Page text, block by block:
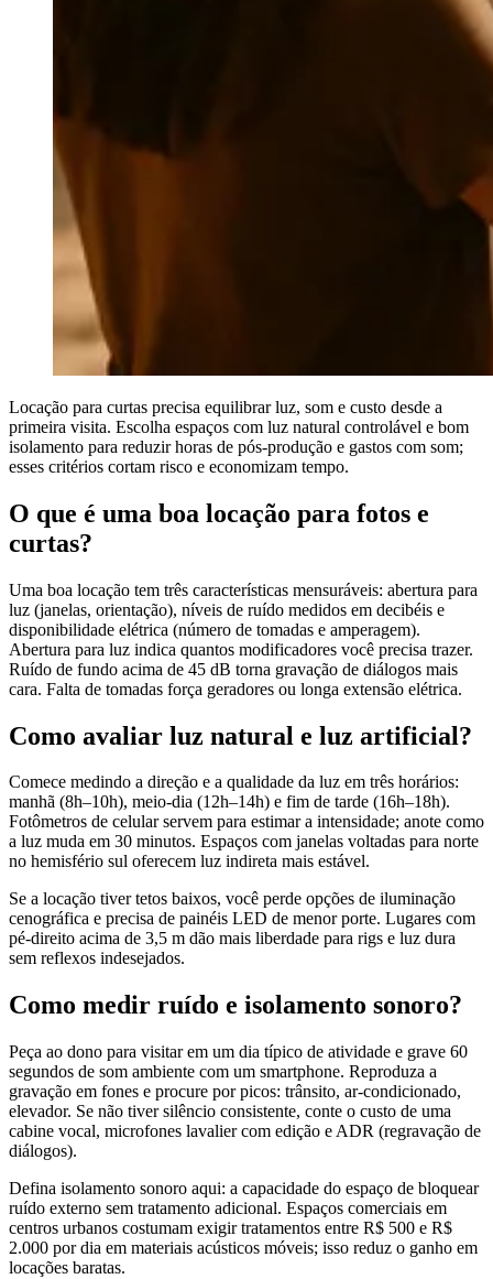
Locação para curtas precisa equilibrar luz, som e custo desde a
primeira visita. Escolha espaços com luz natural controlável e bom
isolamento para reduzir horas de pós-produção e gastos com som;
esses critérios cortam risco e economizam tempo.
O que é uma boa locação para fotos e
curtas?
Uma boa locação tem três características mensuráveis: abertura para
luz (janelas, orientação), níveis de ruído medidos em decibéis e
disponibilidade elétrica (número de tomadas e amperagem).
Abertura para luz indica quantos modificadores você precisa trazer.
Ruído de fundo acima de 45 dB torna gravação de diálogos mais
cara. Falta de tomadas força geradores ou longa extensão elétrica.
Como avaliar luz natural e luz artificial?
Comece medindo a direção e a qualidade da luz em três horários:
manhã (8h–10h), meio-dia (12h–14h) e fim de tarde (16h–18h).
Fotômetros de celular servem para estimar a intensidade; anote como
a luz muda em 30 minutos. Espaços com janelas voltadas para norte
no hemisfério sul oferecem luz indireta mais estável.
Se a locação tiver tetos baixos, você perde opções de iluminação
cenográfica e precisa de painéis LED de menor porte. Lugares com
pé-direito acima de 3,5 m dão mais liberdade para rigs e luz dura
sem reflexos indesejados.
Como medir ruído e isolamento sonoro?
Peça ao dono para visitar em um dia típico de atividade e grave 60
segundos de som ambiente com um smartphone. Reproduza a
gravação em fones e procure por picos: trânsito, ar-condicionado,
elevador. Se não tiver silêncio consistente, conte o custo de uma
cabine vocal, microfones lavalier com edição e ADR (regravação de
diálogos).
Defina isolamento sonoro aqui: a capacidade do espaço de bloquear
ruído externo sem tratamento adicional. Espaços comerciais em
centros urbanos costumam exigir tratamentos entre R$ 500 e R$
2.000 por dia em materiais acústicos móveis; isso reduz o ganho em
locações baratas.